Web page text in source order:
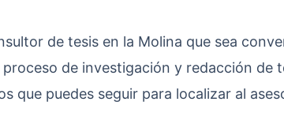
de tesis en la Molina que sea
de investigación y redacción de
que puedes seguir para localizar al